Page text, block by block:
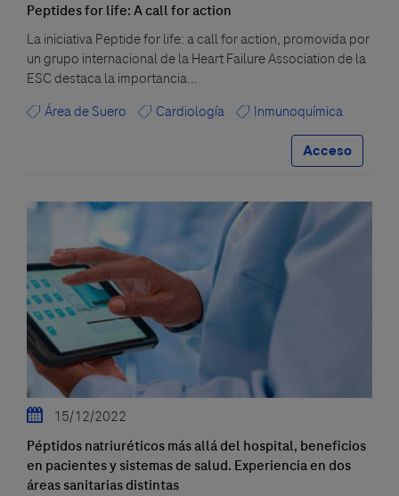
Peptides for life: A call for action
La iniciativa Peptide for life: a call for action, promovida por
un grupo internacional de la Heart Failure Association de la
ESC destaca la importancia...
Área de Suero
Cardiología
Inmunoquímica
Acceso
15/12/2022
Péptidos natriuréticos más allá del hospital, beneficios
en pacientes y sistemas de salud. Experiencia en dos
áreas sanitarias distintas